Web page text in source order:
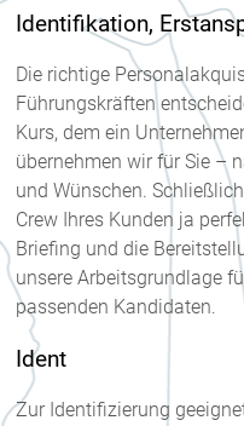
Identifikation,
Die richtige
Führungskräften
Kurs, dem ein
übernehmen wir für Sie –
und Wünschen.
Crew Ihres Kunden ja
Briefing und die
unsere Arbeitsgrundlage
passenden Kandidaten.
Ident
Zur Identifizierung